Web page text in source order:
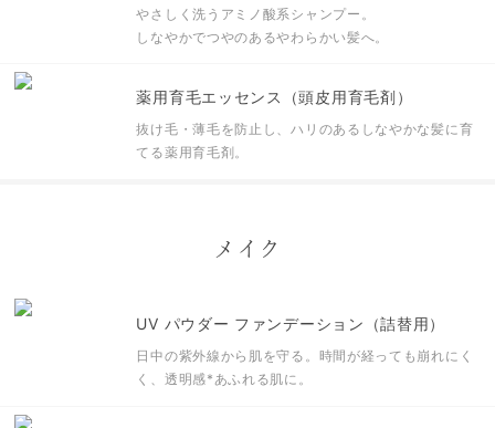
やさしく洗うアミノ酸系シャンプー。
しなやかでつやのあるやわらかい髪へ。
薬用育毛エッセンス（頭皮用育毛剤）
抜け毛・薄毛を防止し、ハリのあるしなやかな髪に育
てる薬用育毛剤。
メイク
UV パウダー ファンデーション（詰替用）
日中の紫外線から肌を守る。 時間が経っても崩れにく
く、透明感*あふれる肌に。